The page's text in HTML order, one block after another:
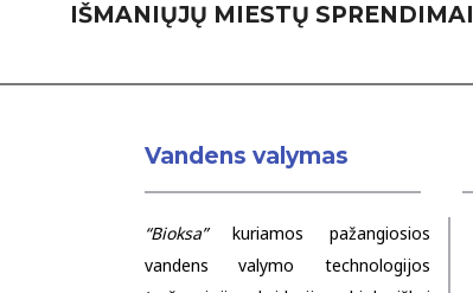
IŠMANIŲJŲ MIESTŲ SPRENDIMAI
Vandens valymas
“Bioksa”kuriamos pažangiosios
vandens valymo technologijos